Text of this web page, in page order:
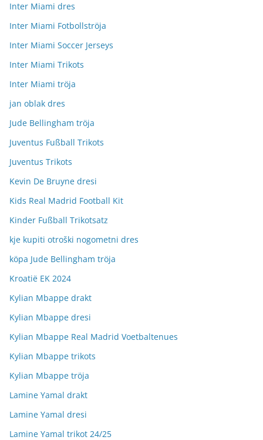
Inter Miami dres
Inter Miami Fotbollströja
Inter Miami Soccer Jerseys
Inter Miami Trikots
Inter Miami tröja
jan oblak dres
Jude Bellingham tröja
Juventus Fußball Trikots
Juventus Trikots
Kevin De Bruyne dresi
Kids Real Madrid Football Kit
Kinder Fußball Trikotsatz
kje kupiti otroški nogometni dres
köpa Jude Bellingham tröja
Kroatië EK 2024
Kylian Mbappe drakt
Kylian Mbappe dresi
Kylian Mbappe Real Madrid Voetbaltenues
Kylian Mbappe trikots
Kylian Mbappe tröja
Lamine Yamal drakt
Lamine Yamal dresi
Lamine Yamal trikot 24/25